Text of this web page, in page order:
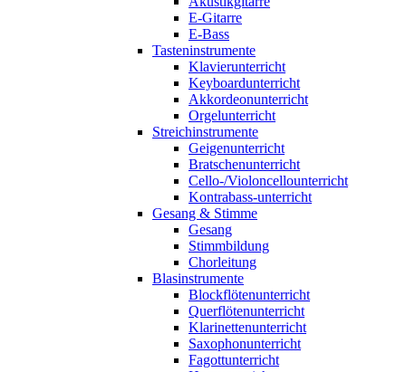
E-Gitarre
E-Bass
Tasteninstrumente
Klavierunterricht
Keyboardunterricht
Akkordeonunterricht
Orgelunterricht
Streichinstrumente
Geigenunterricht
Bratschenunterricht
Cello-/Violoncellounterricht
Kontrabass-unterricht
Gesang & Stimme
Gesang
Stimmbildung
Chorleitung
Blasinstrumente
Blockflötenunterricht
Querflötenunterricht
Klarinettenunterricht
Saxophonunterricht
Fagottunterricht